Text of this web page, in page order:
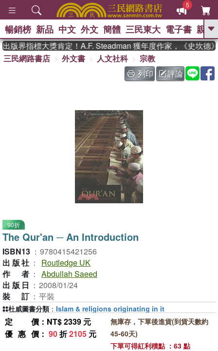
5
GO
熱搜： 東野圭吾 、
The Odyssey 、 父親節 、 如果歷
史是一群喵 、 暑期推薦 、 國際布克
偉大的迷走神經
暢銷榜 新品 中文 外文 簡體 三民東大 電子書 親子
版界指標大獎肯定！A.F. Steadman 獲年度作家，《史坎德》
三民網路書店
外文書 人文社科
宗教
列印
評論
90折
The Qur'an ─ An Introduction
ISBN13 ： 9780415421256
出版社 ：
Routledge UK
作者 ： Abdullah Saeed
出版日 ： 2008/01/24
裝訂 ： 平裝
定價 ：NT$ 2339 元
優惠價 ： 90折2105 元
無庫存，下單後進貨(到貨天數約
45-60天)
下單可得紅利積點 ：63 點
杜威圖書分類 ： Islam & religions originating in it